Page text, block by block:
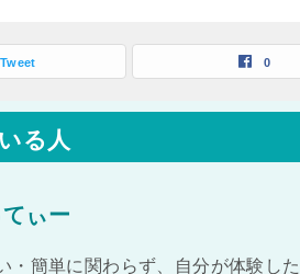
Tweet 0
る人
ぃー
・簡単に関わらず、自分が体験し